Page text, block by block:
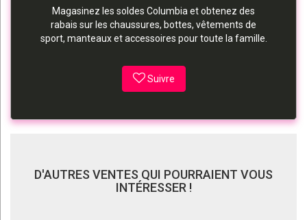
Magasinez les soldes Columbia et obtenez des
rabais sur les chaussures, bottes, vêtements de
sport, manteaux et accessoires pour toute la famille.
Suivre
D'AUTRES VENTES QUI POURRAIENT VOUS
INTÉRESSER !